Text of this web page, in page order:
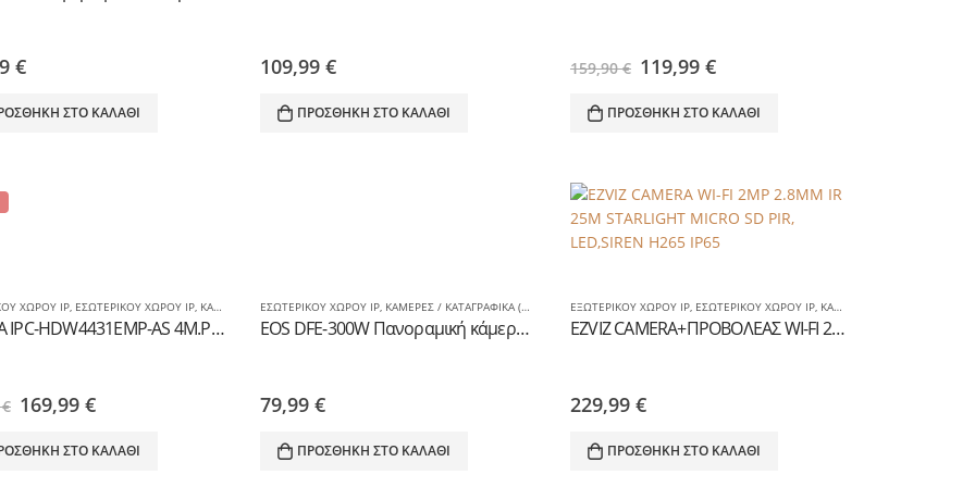
€
ΣΤΟ ΚΑΛΆΘΙ
109,99 €
ΠΡΟΣΘΉΚΗ ΣΤΟ ΚΑΛΆΘΙ
159,90€ Original
price
was:
159,90 €.
119,99€Η
τιμή
είναι:
ΠΡΟΣΘΉΚΗ ΣΤΟ ΚΑΛΆΘΙ
ΧΩΡΟΥ IP, ΕΣΩΤΕΡΙΚΟΥ ΧΩΡΟΥ IP, ΚΑΜΕΡΕΣ / ΚΑΤΑΓΡΑΦΙΚΑ (D.I.Y.) ,ΚΑΜΕΡΕΣ IP / GSM
DAHUA IPC-HDW4431EMP-AS 4M.PIXEL POE DOME IP CAMERA WITH MIC
€ Original
price
was:
199,99 €.
169,99€Η
τιμή
είναι:
ΣΤΟ ΚΑΛΆΘΙ
ΕΣΩΤΕΡΙΚΟΥ ΧΩΡΟΥ IP, ΚΑΜΕΡΕΣ / ΚΑΤΑΓΡΑΦΙΚΑ (D.I.Y.) ΚΑΜΕΡΕΣ ΕΙΔΙΚΕΣ-ΗΛΙΑΚΕΣ / ΑΥΤΟΝΟΜΕΣ
EOS DFE-300W Πανοραμική κάμερα 1.3MP Wifi IP, εσωτερικού χώρου FISHEYE
79,99 €
ΠΡΟΣΘΉΚΗ ΣΤΟ ΚΑΛΆΘΙ
ΕΞΩΤΕΡΙΚΟΥ ΧΩΡΟΥ IP, ΕΣΩΤΕΡΙΚΟΥ ΧΩΡΟΥ IP, ΚΑΜΕΡΕΣ / ΚΑΤΑΓΡΑΦΙΚΑ (D.I.Y.)
EZVIZ CAMERA+ΠΡΟΒΟΛΕΑΣ WI-FI 2MP 2.8ΜΜ IR 25M STARLIGHT MICRO SD PIR, LED,SIREN H265 IP65
229,99 €
ΠΡΟΣΘΉΚΗ ΣΤΟ ΚΑΛΆΘΙ